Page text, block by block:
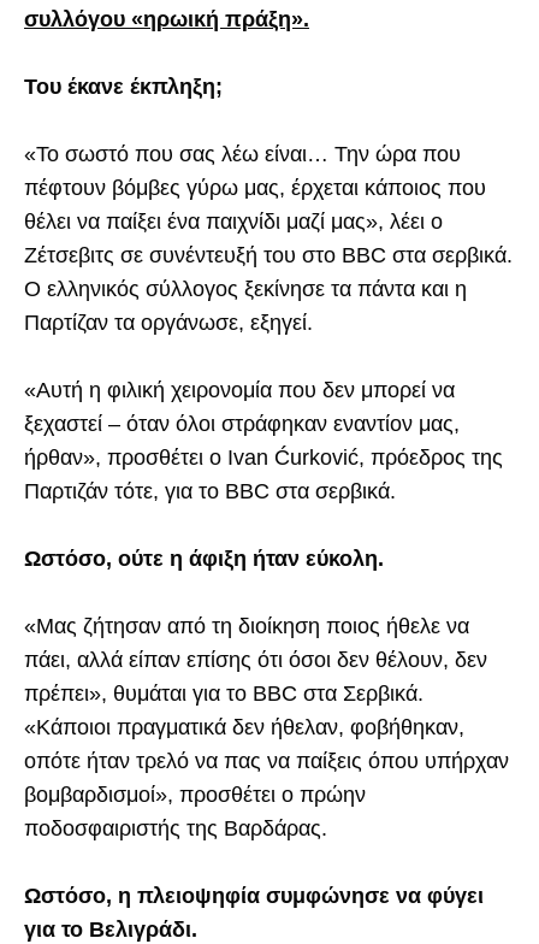
συλλόγου «ηρωική πράξη».
Του έκανε έκπληξη;
«Το σωστό που σας λέω είναι… Την ώρα που
πέφτουν βόμβες γύρω μας, έρχεται κάποιος που
θέλει να παίξει ένα παιχνίδι μαζί μας», λέει ο
Ζέτσεβιτς σε συνέντευξή του στο BBC στα σερβικά.
Ο ελληνικός σύλλογος ξεκίνησε τα πάντα και η
Παρτίζαν τα οργάνωσε, εξηγεί.
«Αυτή η φιλική χειρονομία που δεν μπορεί να
ξεχαστεί – όταν όλοι στράφηκαν εναντίον μας,
ήρθαν», προσθέτει ο Ivan Ćurković, πρόεδρος της
Παρτιζάν τότε, για το BBC στα σερβικά.
Ωστόσο, ούτε η άφιξη ήταν εύκολη.
«Μας ζήτησαν από τη διοίκηση ποιος ήθελε να
πάει, αλλά είπαν επίσης ότι όσοι δεν θέλουν, δεν
πρέπει», θυμάται για το BBC στα Σερβικά.
«Κάποιοι πραγματικά δεν ήθελαν, φοβήθηκαν,
οπότε ήταν τρελό να πας να παίξεις όπου υπήρχαν
βομβαρδισμοί», προσθέτει ο πρώην
ποδοσφαιριστής της Βαρδάρας.
Ωστόσο, η πλειοψηφία συμφώνησε να φύγει
για το Βελιγράδι.